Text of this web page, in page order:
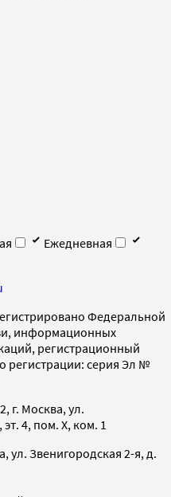
Ежедневная
Федеральной
информационных
регистрационный
регистрации: серия Эл №
г. Москва, ул.
4, пом. X, ком. 1
ул. Звенигородская 2-я, д.